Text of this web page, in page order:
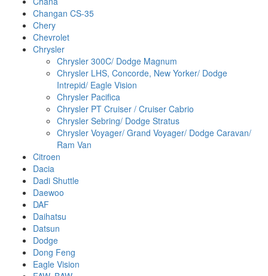
Changan CS-35
Chery
Chevrolet
Chrysler
Chrysler 300C/ Dodge Magnum
Chrysler LHS, Concorde, New Yorker/ Dodge
Intrepid/ Eagle Vision
Chrysler Pacifica
Chrysler PT Cruiser / Cruiser Cabrio
Chrysler Sebring/ Dodge Stratus
Chrysler Voyager/ Grand Voyager/ Dodge Caravan/
Ram Van
Citroen
Dacia
Dadi Shuttle
Daewoo
DAF
Daihatsu
Datsun
Dodge
Dong Feng
Eagle Vision